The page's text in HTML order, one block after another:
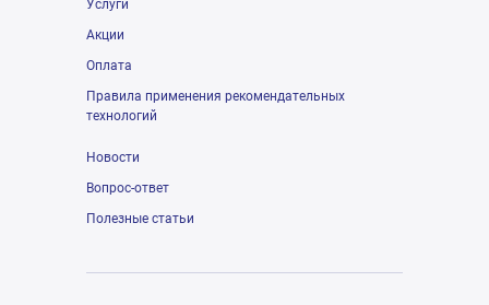
Услуги
Акции
Оплата
Правила применения рекомендательных
технологий
Новости
Вопрос-ответ
Полезные статьи